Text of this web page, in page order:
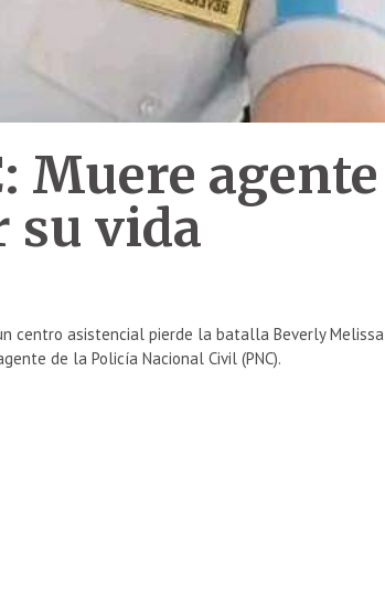
Muere agente
su vida
centro asistencial pierde la batalla Beverly Melissa
de la Policía Nacional Civil (PNC).